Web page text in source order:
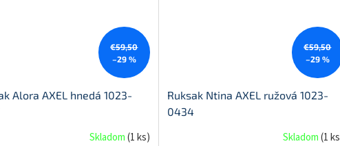
€59,50
–29 %
Alora AXEL hnedá 1023-
Skladom(1 ks)
€59,50
–29 %
Ruksak Ntina AXEL ružová 1023-
0434
Skladom(1 ks